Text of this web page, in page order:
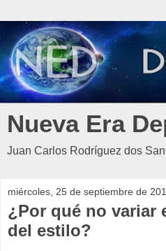
Nueva Era
Juan Carlos Rodríguez dos
miércoles, 25 de septiembre de
¿Por qué no variar
del estilo?